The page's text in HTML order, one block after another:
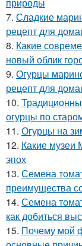
7. Сладкие
рецепт для
8. Какие
новый облик
9. Огурцы
рецепт для
10.
огурцы по
11. Огурцы на
12. Какие музеи
эпох
13. Семена
преимущества
14. Семена
как добиться
15. Почему мой